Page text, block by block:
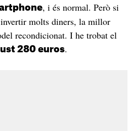
, i és normal. Però si
molts diners, la millor
recondicionat. I he trobat el
280 euros.